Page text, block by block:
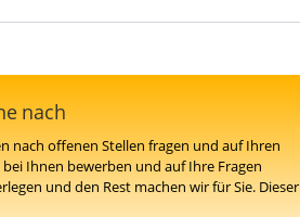
nach
nach offenen Stellen fragen und auf Ihren
Ihnen bewerben und auf Ihre Fragen
und den Rest machen wir für Sie. Dieser